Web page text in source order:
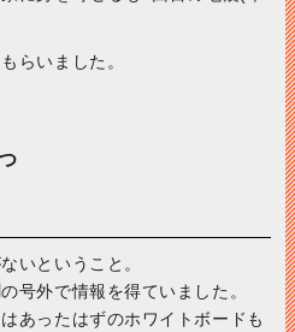
らいました。
いということ。
号外で情報を得ていました。
あったはずのホワイトボードも